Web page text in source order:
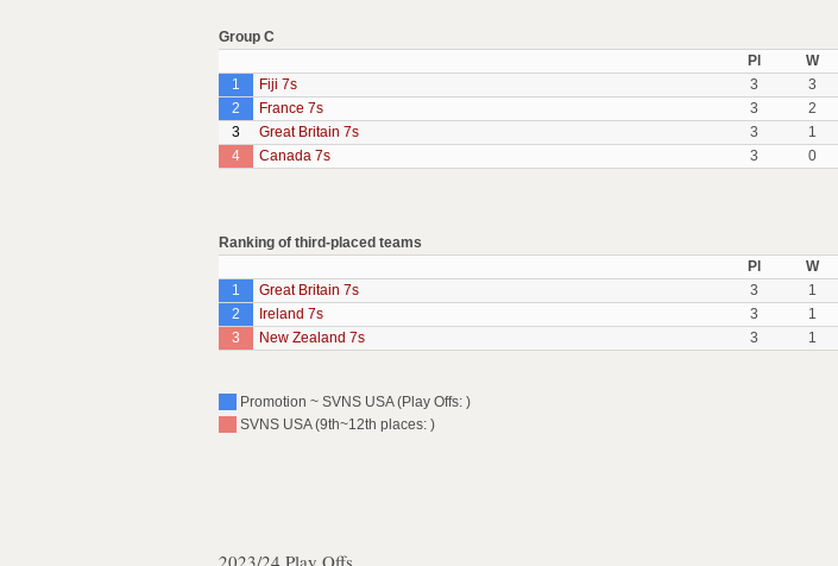
Group C
Pl
W
1
Fiji 7s 3 3
2
France 7s 3 2
3
Great Britain 7s 3 1
4
Canada 7s 3 0
Ranking of third-placed teams
Pl
W
1
Great Britain 7s 3 1
2
Ireland 7s 3 1
3
New Zealand 7s 3 1
Promotion ~ SVNS USA (Play Offs: )
SVNS USA (9th~12th places: )
2023/24 Play Offs